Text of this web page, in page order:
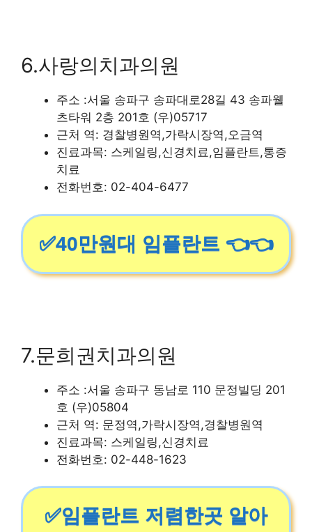
6.사랑의치과의원
주소 :서울 송파구 송파대로28길 43 송파웰
츠타워 2층 201호 (우)05717
근처 역: 경찰병원역,가락시장역,오금역
진료과목: 스케일링,신경치료,임플란트,통증
치료
전화번호: 02-404-6477
✅40만원대 임플란트 👈👈
7.문희권치과의원
주소 :서울 송파구 동남로 110 문정빌딩 201
호 (우)05804
근처 역: 문정역,가락시장역,경찰병원역
진료과목: 스케일링,신경치료
전화번호: 02-448-1623
✅임플란트 저렴한곳 알아